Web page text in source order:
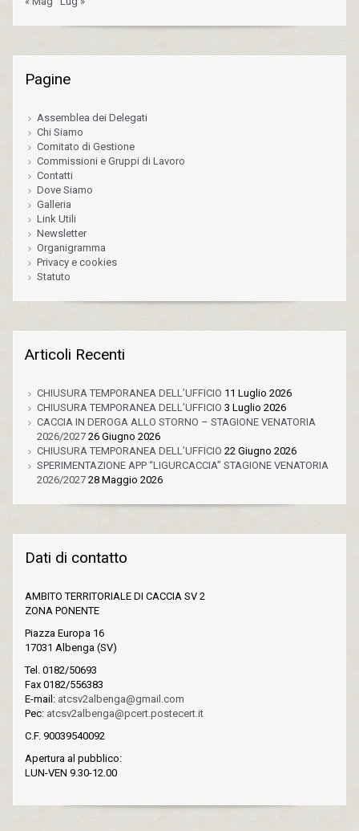
Pagine
Assemblea dei Delegati
Chi Siamo
Comitato di Gestione
Commissioni e Gruppi di Lavoro
Contatti
Dove Siamo
Galleria
Link Utili
Newsletter
Organigramma
Privacy e cookies
Statuto
Articoli Recenti
CHIUSURA TEMPORANEA DELL’UFFICIO 11 Luglio 2026
CHIUSURA TEMPORANEA DELL’UFFICIO 3 Luglio 2026
CACCIA IN DEROGA ALLO STORNO – STAGIONE VENATORIA
2026/2027 26 Giugno 2026
CHIUSURA TEMPORANEA DELL’UFFICIO 22 Giugno 2026
SPERIMENTAZIONE APP “LIGURCACCIA” STAGIONE VENATORIA
2026/2027 28 Maggio 2026
Dati di contatto
AMBITO TERRITORIALE DI CACCIA SV 2
ZONA PONENTE
Piazza Europa 16
17031 Albenga (SV)
Tel. 0182/50693
Fax 0182/556383
E-mail: atcsv2albenga@gmail.com
Pec: atcsv2albenga@pcert.postecert.it
C.F. 90039540092
Apertura al pubblico:
LUN-VEN 9.30-12.00